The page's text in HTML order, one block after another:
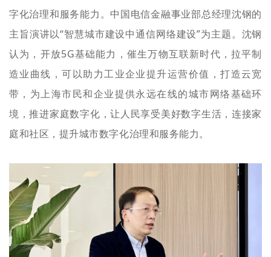
字化治理和服务能力。 中国电信金融事业部总经理沈钢的
主旨演讲以“智慧城市建设中通信网络建设”为主题。沈钢
认为，开放5G基础能力，催生万物互联新时代，拉平制
造业曲线，可以助力工业企业提升运营价值，打造云宽
带，为上海市民和企业提供永远在线的城市网络基础环
境，推进家庭数字化，让人民享受美好数字生活，连接家
庭和社区，提升城市数字化治理和服务能力。